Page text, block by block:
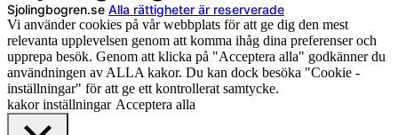
Sjolingbogren.se Alla rättigheter är reserverade
Vi använder cookies på vår webbplats för att ge dig den mest
relevanta upplevelsen genom att komma ihåg dina preferenser och
upprepa besök. Genom att klicka på "Acceptera alla" godkänner du
användningen av ALLA kakor. Du kan dock besöka "Cookie -
inställningar" för att ge ett kontrollerat samtycke.
kakor inställningar Acceptera alla